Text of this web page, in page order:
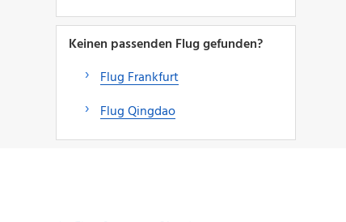
Keinen passenden Flug gefunden?
Flug Frankfurt
Flug Qingdao